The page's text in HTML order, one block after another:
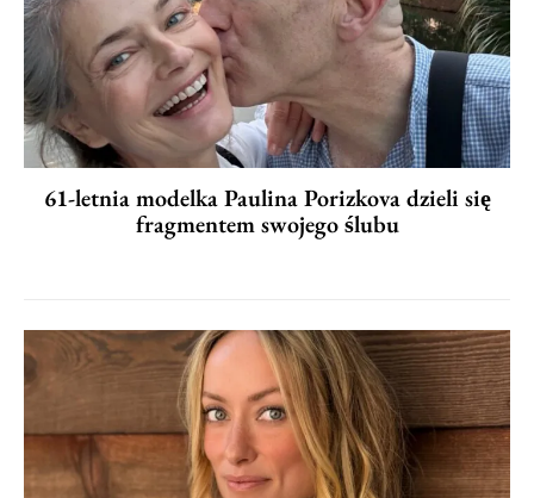
61-letnia modelka Paulina Porizkova dzieli się
fragmentem swojego ślubu